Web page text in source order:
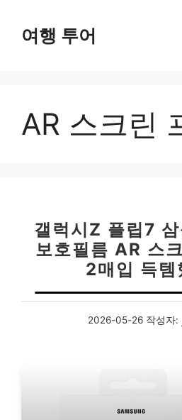
여행 투어
AR 스크린
갤럭시Z 플립7
보호필름 AR 스
2매입 득템
2026-05-26 작성자: